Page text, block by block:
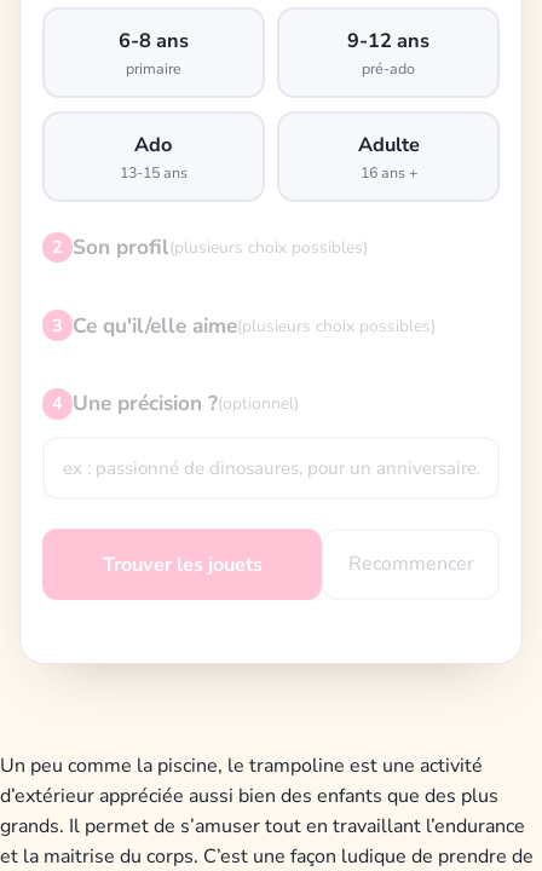
6-8 ans
primaire
9-12 ans
pré-ado
Ado
13-15 ans
Adulte
16 ans +
2 Son profil(plusieurs choix possibles)
3 Ce qu'il/elle aime(plusieurs choix possibles)
4 Une précision ?(optionnel)
Trouver les jouets Recommencer
Un peu comme la piscine, le trampoline est une activité
d’extérieur appréciée aussi bien des enfants que des plus
grands. Il permet de s’amuser tout en travaillant l’endurance
et la maitrise du corps. C’est une façon ludique de prendre de